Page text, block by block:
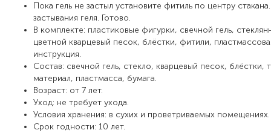
Пока гель не застыл установите фитиль по центру
застывания геля. Готово.
В комплекте: пластиковые фигурки, свечной гель,
цветной кварцевый песок, блёстки, фитили,
инструкция.
Состав: свечной гель, стекло, кварцевый песок, блёстки,
материал, пластмасса, бумага.
Возраст: от 7 лет.
Уход: не требует ухода.
Условия хранения: в сухих и проветриваемых помещениях.
Срок годности: 10 лет.